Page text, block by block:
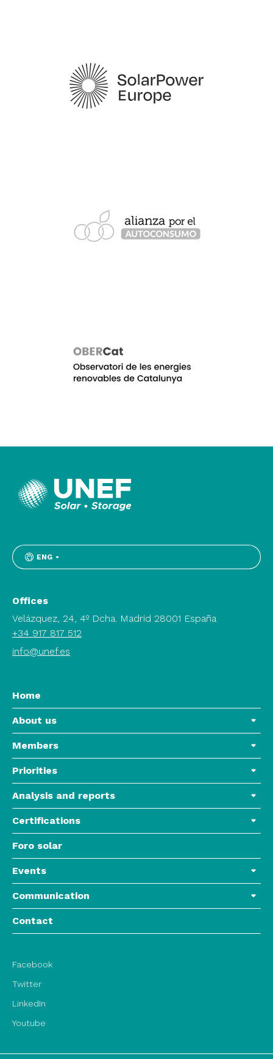
ENG
Offices
Velázquez, 24, 4º Dcha. Madrid 28001 España
+34 917 817 512
info@unef.es
Home
About us
Members
Priorities
Analysis and reports
Certifications
Foro solar
Events
Communication
Contact
Facebook
Twitter
LinkedIn
Youtube